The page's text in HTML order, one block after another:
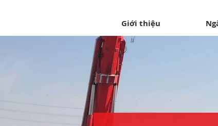
Giới thiệu